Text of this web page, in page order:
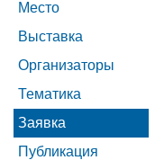
Место
Выставка
Организаторы
Тематика
Заявка
Публикация